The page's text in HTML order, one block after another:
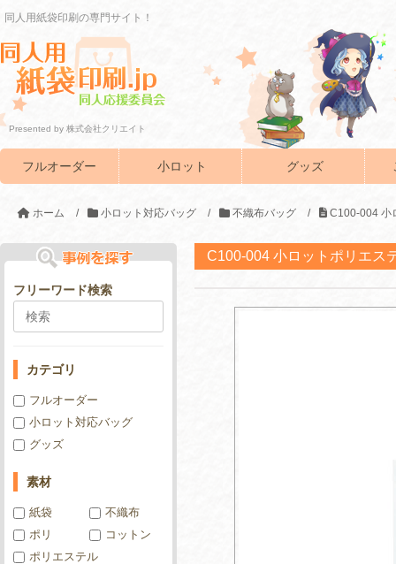
同人用紙袋印刷の専門サイト！
Presented by 株式会社クリエイト
フルオーダー 小ロット グッズ
ホーム / 小ロット対応バッグ / 不織布バッグ / C100-004 小
C100-004 小ロットポリエス
フリーワード検索
カテゴリ
フルオーダー
小ロット対応バッグ
グッズ
素材
紙袋
不織布
ポリ
コットン
ポリエステル